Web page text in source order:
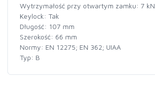
Wytrzymałość przy otwartym zamku: 7 kN
Keylock: Tak
Długość: 107 mm
Szerokość: 66 mm
Normy: EN 12275; EN 362; UIAA
Typ: B